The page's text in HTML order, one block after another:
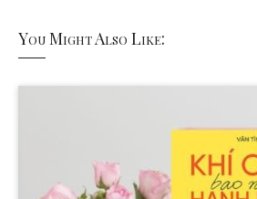
You Might Also Like: